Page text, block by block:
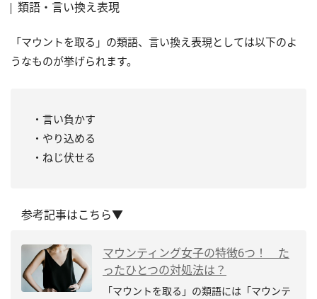
類語・言い換え表現
「マウントを取る」の類語、言い換え表現としては以下のよ
うなものが挙げられます。
・言い負かす
・やり込める
・ねじ伏せる
参考記事はこちら▼
マウンティング女子の特徴6つ！ た
ったひとつの対処法は？
「マウントを取る」の類語には「マウンテ